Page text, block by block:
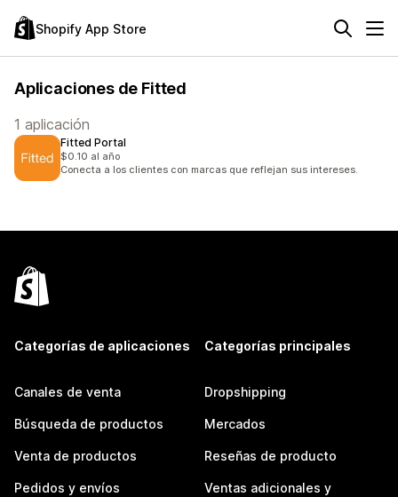
Shopify App Store
Aplicaciones de Fitted
1 aplicación
Fitted Portal
$0.10 al año
Conecta a los clientes con marcas que reflejan sus intereses.
Categorías de aplicaciones
Canales de venta
Búsqueda de productos
Venta de productos
Pedidos y envíos
Categorías principales
Dropshipping
Mercados
Reseñas de producto
Ventas adicionales y